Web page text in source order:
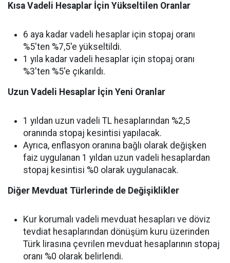
Kısa Vadeli Hesaplar İçin Yükseltilen Oranlar
6 aya kadar vadeli hesaplar için stopaj oranı
%5'ten %7,5'e yükseltildi.
1 yıla kadar vadeli hesaplar için stopaj oranı
%3'ten %5'e çıkarıldı.
Uzun Vadeli Hesaplar İçin Yeni Oranlar
1 yıldan uzun vadeli TL hesaplarından %2,5
oranında stopaj kesintisi yapılacak.
Ayrıca, enflasyon oranına bağlı olarak değişken
faiz uygulanan 1 yıldan uzun vadeli hesaplardan
stopaj kesintisi %0 olarak uygulanacak.
Diğer Mevduat Türlerinde de Değişiklikler
Kur korumalı vadeli mevduat hesapları ve döviz
tevdiat hesaplarından dönüşüm kuru üzerinden
Türk lirasına çevrilen mevduat hesaplarının stopaj
oranı %0 olarak belirlendi.